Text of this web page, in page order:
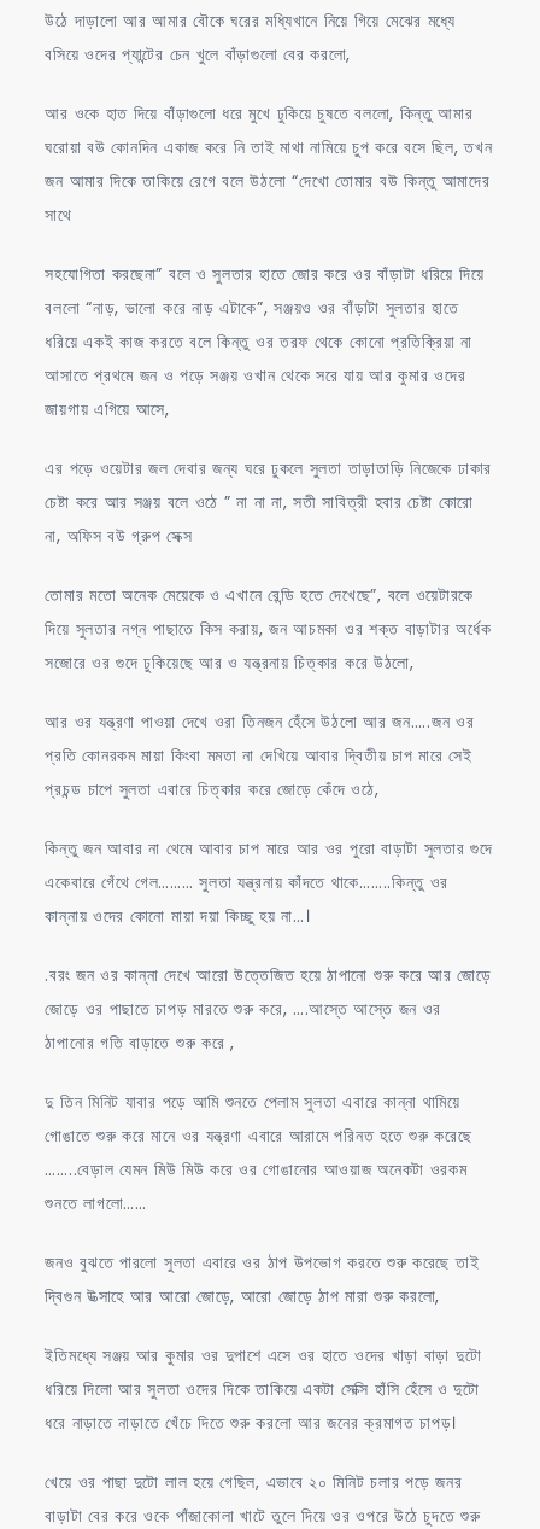
উঠে দাড়ালো আর আমার বৌকে ঘরের মধ্যিখানে নিয়ে গিয়ে মেঝের মধ্যে
বসিয়ে ওদের প্যান্টের চেন খুলে বাঁড়াগুলো বের করলো,
আর ওকে হাত দিয়ে বাঁড়াগুলো ধরে মুখে ঢুকিয়ে চুষতে বললো, কিন্তু আমার
ঘরোয়া বউ কোনদিন একাজ করে নি তাই মাথা নামিয়ে চুপ করে বসে ছিল, তখন
জন আমার দিকে তাকিয়ে রেগে বলে উঠলো “দেখো তোমার বউ কিন্তু আমাদের
সাথে
সহযোগিতা করছেনা” বলে ও সুলতার হাতে জোর করে ওর বাঁড়াটা ধরিয়ে দিয়ে
বললো “নাড়, ভালো করে নাড় এটাকে”, সঞ্জয়ও ওর বাঁড়াটা সুলতার হাতে
ধরিয়ে একই কাজ করতে বলে কিন্তু ওর তরফ থেকে কোনো প্রতিক্রিয়া না
আসাতে প্রথমে জন ও পড়ে সঞ্জয় ওখান থেকে সরে যায় আর কুমার ওদের
জায়গায় এগিয়ে আসে,
এর পড়ে ওয়েটার জল দেবার জন্য ঘরে ঢুকলে সুলতা তাড়াতাড়ি নিজেকে ঢাকার
চেষ্টা করে আর সঞ্জয় বলে ওঠে ” না না না, সতী সাবিত্রী হবার চেষ্টা কোরো
না, অফিস বউ গ্রুপ সেক্স
তোমার মতো অনেক মেয়েকে ও এখানে রেন্ডি হতে দেখেছে”, বলে ওয়েটারকে
দিয়ে সুলতার নগ্ন পাছাতে কিস করায়, জন আচমকা ওর শক্ত বাড়াটার অর্ধেক
সজোরে ওর গুদে ঢুকিয়েছে আর ও যন্ত্রনায় চিত্কার করে উঠলো,
আর ওর যন্ত্রণা পাওয়া দেখে ওরা তিনজন হেঁসে উঠলো আর জন…..জন ওর
প্রতি কোনরকম মায়া কিংবা মমতা না দেখিয়ে আবার দ্বিতীয় চাপ মারে সেই
প্রচন্ড চাপে সুলতা এবারে চিত্কার করে জোড়ে কেঁদে ওঠে,
কিন্তু জন আবার না থেমে আবার চাপ মারে আর ওর পুরো বাড়াটা সুলতার গুদে
একেবারে গেঁথে গেল……… সুলতা যন্ত্রনায় কাঁদতে থাকে……..কিন্তু ওর
কান্নায় ওদের কোনো মায়া দয়া কিচ্ছু হয় না…।
.বরং জন ওর কান্না দেখে আরো উত্তেজিত হয়ে ঠাপানো শুরু করে আর জোড়ে
জোড়ে ওর পাছাতে চাপড় মারতে শুরু করে, ….আস্তে আস্তে জন ওর
ঠাপানোর গতি বাড়াতে শুরু করে ,
দু তিন মিনিট যাবার পড়ে আমি শুনতে পেলাম সুলতা এবারে কান্না থামিয়ে
গোঙাতে শুরু করে মানে ওর যন্ত্রণা এবারে আরামে পরিনত হতে শুরু করেছে
……..বেড়াল যেমন মিউ মিউ করে ওর গোঙানোর আওয়াজ অনেকটা ওরকম
শুনতে লাগলো……
জনও বুঝতে পারলো সুলতা এবারে ওর ঠাপ উপভোগ করতে শুরু করেছে তাই
দ্বিগুন উত্সাহে আর আরো জোড়ে, আরো জোড়ে ঠাপ মারা শুরু করলো,
ইতিমধ্যে সঞ্জয় আর কুমার ওর দুপাশে এসে ওর হাতে ওদের খাড়া বাড়া দুটো
ধরিয়ে দিলো আর সুলতা ওদের দিকে তাকিয়ে একটা সেক্সি হাঁসি হেঁসে ও দুটো
ধরে নাড়াতে নাড়াতে খেঁচে দিতে শুরু করলো আর জনের ক্রমাগত চাপড়।
খেয়ে ওর পাছা দুটো লাল হয়ে গেছিল, এভাবে ২০ মিনিট চলার পড়ে জনর
বাড়াটা বের করে ওকে পাঁজাকোলা খাটে তুলে দিয়ে ওর ওপরে উঠে চুদতে শুরু